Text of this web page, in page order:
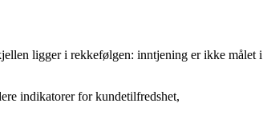
ligger i rekkefølgen: inntjening er ikke målet i
indikatorer for kundetilfredshet,